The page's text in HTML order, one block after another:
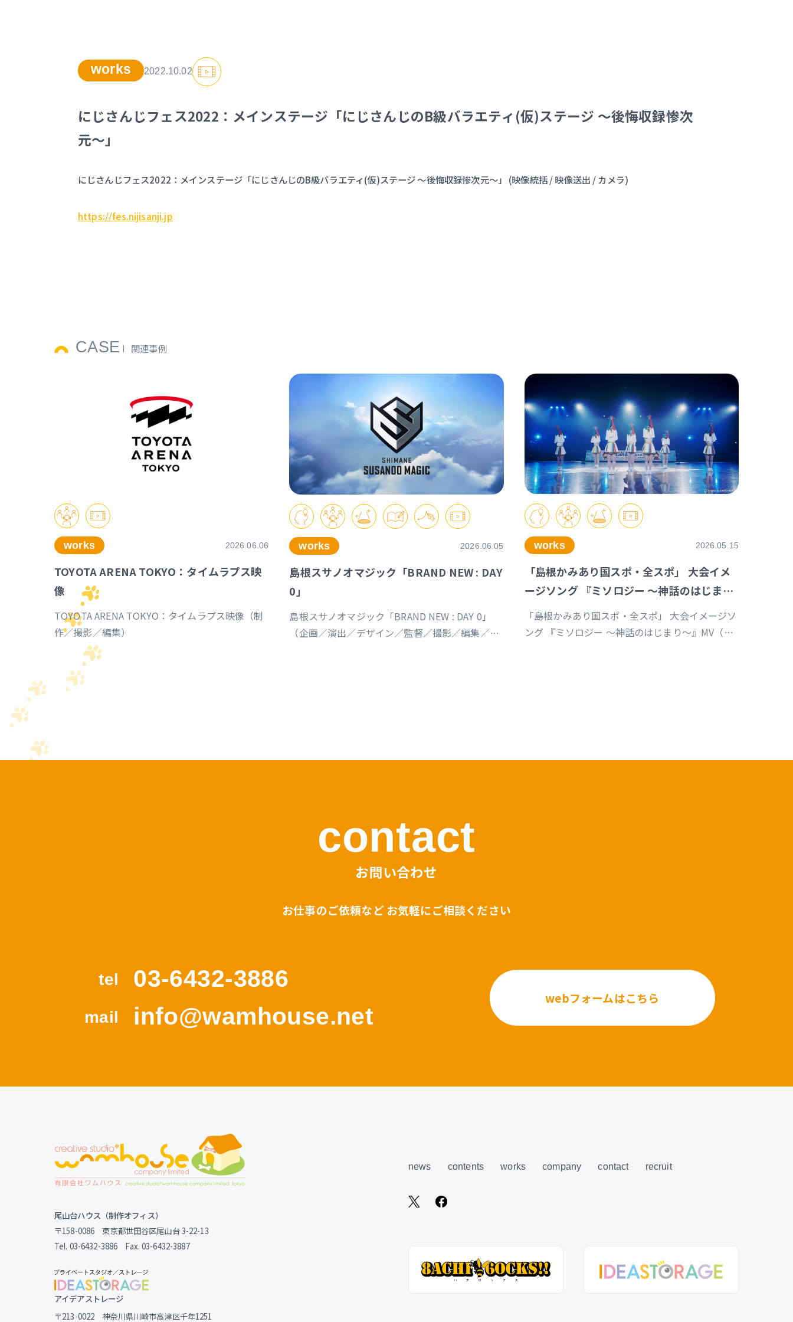
works 2022.10.02
にじさんじフェス2022：メインステージ「にじさんじのB級バラエティ(仮)ステージ 〜後悔収録惨次
元〜」
にじさんじフェス2022：メインステージ「にじさんじのB級バラエティ(仮)ステージ 〜後悔収録惨次元〜」 (映像統括 / 映像送出 / カメラ)
https://fes.nijisanji.jp
CASE 関連事例
works 2026.06.06
TOYOTA ARENA TOKYO：タイムラプス映
像
TOYOTA ARENA TOKYO：タイムラプス映像（制
作／撮影／編集）
works 2026.06.05
島根スサノオマジック「BRAND NEW : DAY
0」
島根スサノオマジック「BRAND NEW : DAY 0」
（企画／演出／デザイン／監督／撮影／編集／制
works 2026.05.15
「島根かみあり国スポ・全スポ」 大会イメ
ージソング 『ミソロジー ～神話のはじまり
～』MV
「島根かみあり国スポ・全スポ」 大会イメージソ
ング 『ミソロジー ～神話のはじまり～』MV（企
contact
お問い合わせ
お仕事のご依頼など お気軽にご相談ください
tel 03-6432-3886
mail info@wamhouse.net
webフォームはこちら
尾山台ハウス（制作オフィス）
〒158-0086 東京都世田谷区尾山台 3-22-13
Tel. 03-6432-3886 Fax. 03-6432-3887
アイデアストレージ
〒213-0022 神奈川県川崎市高津区千年1251
news contents works company contact recruit